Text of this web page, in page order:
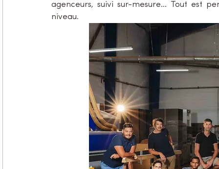
agenceurs, suivi sur-mesure... Tout est
niveau.